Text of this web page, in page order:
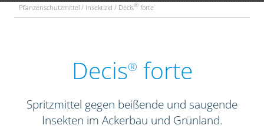
Pflanzenschutzmittel / Insektizid / Decis® forte
Decis® forte
Spritzmittel gegen beißende und saugende
Insekten im Ackerbau und Grünland.